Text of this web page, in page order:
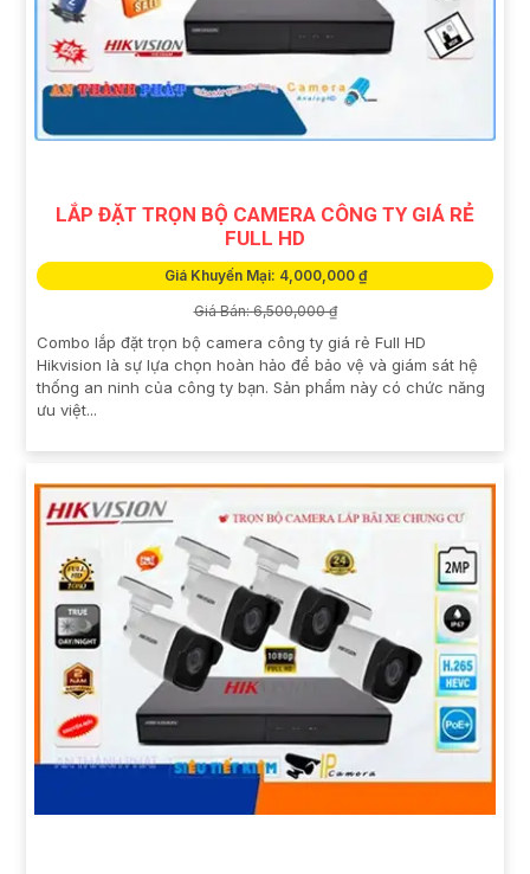
LẮP ĐẶT TRỌN BỘ CAMERA CÔNG TY GIÁ RẺ
FULL HD
Giá Khuyến Mại: 4,000,000 ₫
Giá Bán: 6,500,000 ₫
Combo lắp đặt trọn bộ camera công ty giá rẻ Full HD
Hikvision là sự lựa chọn hoàn hảo để bảo vệ và giám sát hệ
thống an ninh của công ty bạn. Sản phẩm này có chức năng
ưu việt...